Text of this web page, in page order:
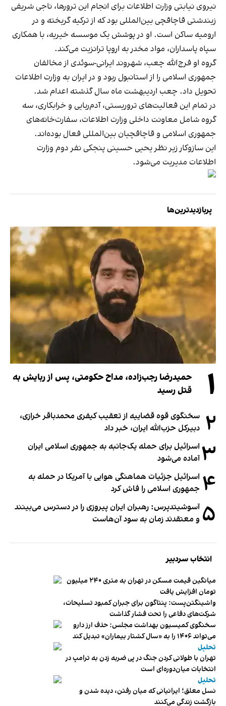
نیروی نیابتی وزارت اطلاعات برای انجام این ترور‌ها، ناجی شریفی
زیندشتی قاچاقچی بین‌المللی بود که از ترکیه گریخته و در
ارومیه ساکن است. او در پوشش یک موسسه خیریه، با همکاری
سپاه پاسداران، مواد مخدر به اروپا ترانزیت می‌کند.
گروه او فرج‌الله چعب، شهروند ایرانی-سوئدی از مخالفان
جمهوری اسلامی را از استانبول ربود و در ایران به وزارت اطلاعات
تحویل داد. چعب اردیبهشت ماه سال گذشته اعدام شد.
در تمام این فعالیت‌های تروریستی، آدم‌ربایی و خرابکاری، سه
گروه شامل معاونت داخلی وزارت اطلاعات، سفارت‌خانه‌های
جمهوری اسلامی و قاچاقچیان بین‌المللی فعال بوده‌اند.
این سازوکار زیر نظر یحیی حسینی پنجکی نفر دوم وزارت
اطلاعات مدیریت می‌شود.
پربازدیدترین‌ها
۱
حمیدرضا رجب‌زاده، مداح حکومتی، پس از ربایش به
قتل رسید
۲ سخنگوی قوه قضاییه از تعقیب کیفری محمدباقر خرازی،
دبیر‌کل حزب‌الله ایران، خبر داد
۳ اسرائیل برای حمله یک‌جانبه به جمهوری اسلامی ایران
آماده می‌شود
۴ اسرائیل جزئیات هماهنگی هوایی با آمریکا در حمله به
جمهوری اسلامی را فاش کرد
۵ آسوشیتدپرس: رهبران ایران پیروزی را در دسترس می‌بینند
و معتقدند زمان به سود آن‌هاست
انتخاب سردبیر
میانگین قیمت مسکن در تهران به متری ۲۴۰ میلیون
تومان افزایش یافت
واشینگتن‌پست: پنتاگون برای جبران کمبود تسلیحات،
شرکت‌های دفاعی را تحت فشار گذاشت
سخنگوی کمیسیون بهداشت مجلس: حذف ارز دارو
می‌تواند ۱۴۰۶ را به «سال کشتار بیماران» تبدیل کند
تحلیل
تهران با طولانی کردن جنگ در پی ضربه زدن به ترامپ در
انتخابات میان‌دوره‌ای است
تحلیل
نسل معلق؛ ایرانیانی که میان رفتن، دیده شدن و
بازگشت زندگی می‌کنند